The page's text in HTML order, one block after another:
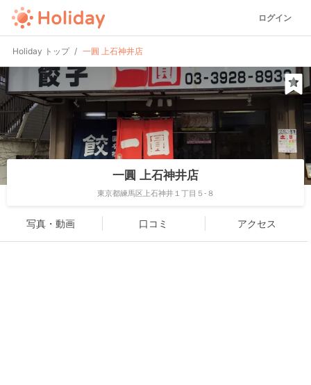
ログイン
Holiday トップ 一圓 上石神井店
一圓 上石神井店
東京都練馬区上石神井１丁目５-８
写真・動画 口コミ アクセス